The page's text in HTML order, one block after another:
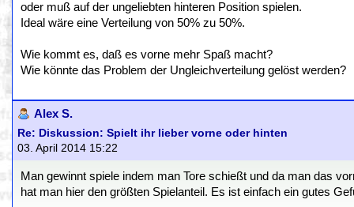
oder muß auf der ungeliebten hinteren Position spielen.
Ideal wäre eine Verteilung von 50% zu 50%.
Wie kommt es, daß es vorne mehr Spaß macht?
Wie könnte das Problem der Ungleichverteilung gelöst werden?
Alex S.
Re: Diskussion: Spielt ihr lieber vorne oder hinten
03. April 2014 15:22
Man gewinnt spiele indem man Tore schießt und da man das
hat man hier den größten Spielanteil. Es ist einfach ein gutes